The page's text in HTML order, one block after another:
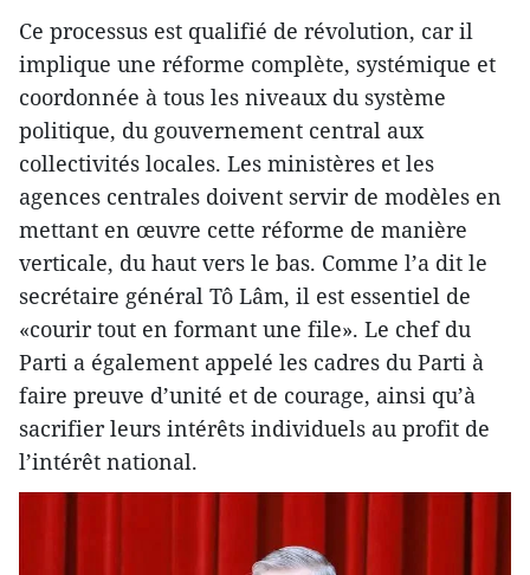
Ce processus est qualifié de révolution, car il
implique une réforme complète, systémique et
coordonnée à tous les niveaux du système
politique, du gouvernement central aux
collectivités locales. Les ministères et les
agences centrales doivent servir de modèles en
mettant en œuvre cette réforme de manière
verticale, du haut vers le bas. Comme l’a dit le
secrétaire général Tô Lâm, il est essentiel de
«courir tout en formant une file». Le chef du
Parti a également appelé les cadres du Parti à
faire preuve d’unité et de courage, ainsi qu’à
sacrifier leurs intérêts individuels au profit de
l’intérêt national.